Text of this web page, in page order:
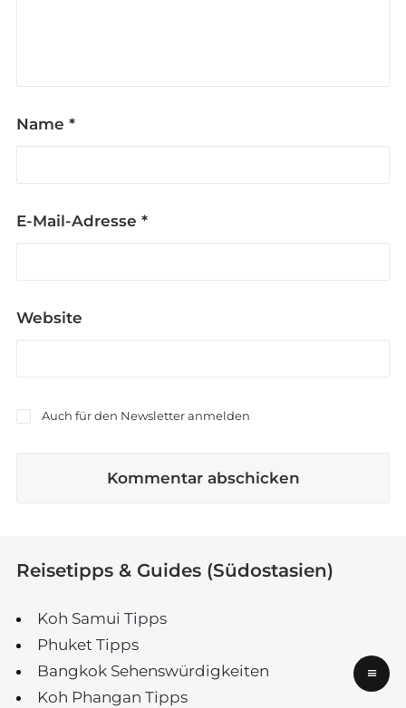
Name *
E-Mail-Adresse *
Website
Auch für den Newsletter anmelden
Reisetipps & Guides (Südostasien)
Koh Samui Tipps
Phuket Tipps
Bangkok Sehenswürdigkeiten
Koh Phangan Tipps
≡